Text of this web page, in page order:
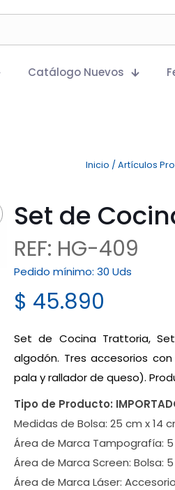
Catálogo Nuevos
Inicio / Artículos
Set de
REF: HG-409
Pedido mínimo: 30 Uds
$ 45.890
Set de Cocina Trattoria,
algodón. Tres accesorios
pala y rallador de queso).
Tipo de Producto:
Medidas de Bolsa: 25 cm x 14
Área de Marca Tampografía:
Área de Marca Screen: Bolsa:
Área de Marca Láser: